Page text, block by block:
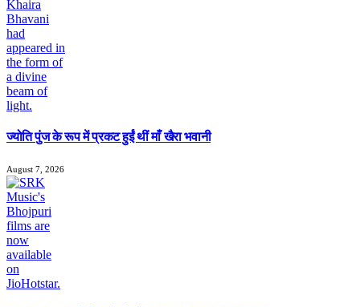
ज्योति पुंज के रूप में प्रकट हुईं थीं माँ खैरा भवानी
August 7, 2026